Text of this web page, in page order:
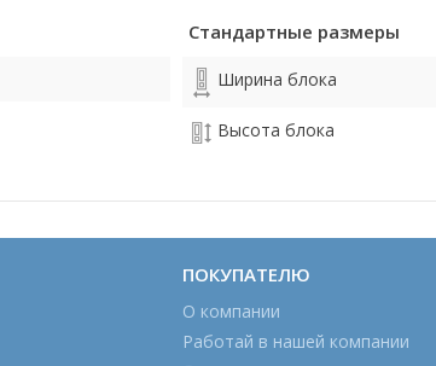
Стандартные размеры
Ширина блока
Высота блока
ПОКУПАТЕЛЮ
О компании
Работай в нашей компании